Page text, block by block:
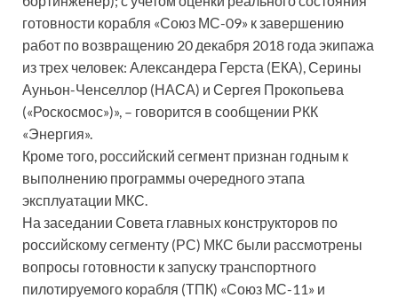
готовности корабля «Союз МС-09» к завершению
работ по возвращению 20 декабря 2018 года экипажа
из трех человек: Александера Герста (ЕКА), Серины
Ауньон-Ченселлор (НАСА) и Сергея Прокопьева
(«Роскосмос»)», – говорится в сообщении РКК
«Энергия».
Кроме того, российский сегмент признан годным к
выполнению программы очередного этапа
эксплуатации МКС.
На заседании Совета главных конструкторов по
российскому сегменту (РС) МКС были рассмотрены
вопросы готовности к запуску транспортного
пилотируемого корабля (ТПК) «Союз МС-11» и